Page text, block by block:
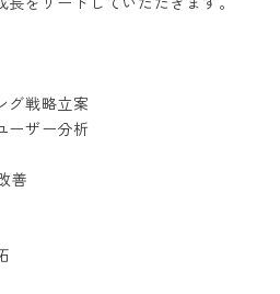
グ戦略立案
ーザー分析
善